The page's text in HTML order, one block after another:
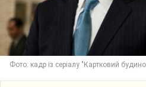
Фото: кадр із серіалу "Картковий